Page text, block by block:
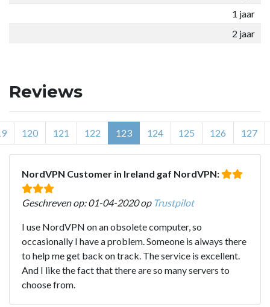
1 jaar
2 jaar
Reviews
120 121 122 123 124 125 126 127
NordVPN Customer in Ireland gaf NordVPN:
Geschreven op: 01-04-2020 op Trustpilot
I use NordVPN on an obsolete computer, so
occasionally I have a problem. Someone is always there
to help me get back on track. The service is excellent.
And I like the fact that there are so many servers to
choose from.